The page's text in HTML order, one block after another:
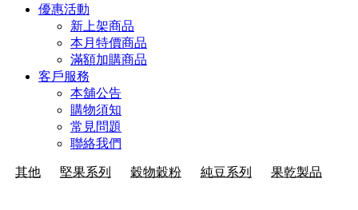
優惠活動
新上架商品
本月特價商品
滿額加購商品
客戶服務
本舖公告
購物須知
常見問題
聯絡我們
其他 堅果系列 穀物穀粉 純豆系列 果乾製品